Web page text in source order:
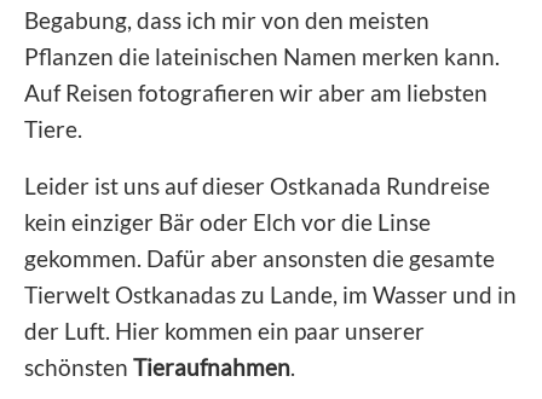
Begabung, dass ich mir von den meisten
Pflanzen die lateinischen Namen merken kann.
Auf Reisen fotografieren wir aber am liebsten
Tiere.
Leider ist uns auf dieser Ostkanada Rundreise
kein einziger Bär oder Elch vor die Linse
gekommen. Dafür aber ansonsten die gesamte
Tierwelt Ostkanadas zu Lande, im Wasser und in
der Luft. Hier kommen ein paar unserer
schönsten Tieraufnahmen.